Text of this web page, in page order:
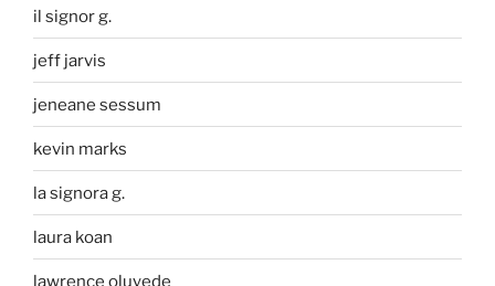
il signor g.
jeff jarvis
jeneane sessum
kevin marks
la signora g.
laura koan
lawrence oluyede